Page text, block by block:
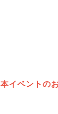
イベントの